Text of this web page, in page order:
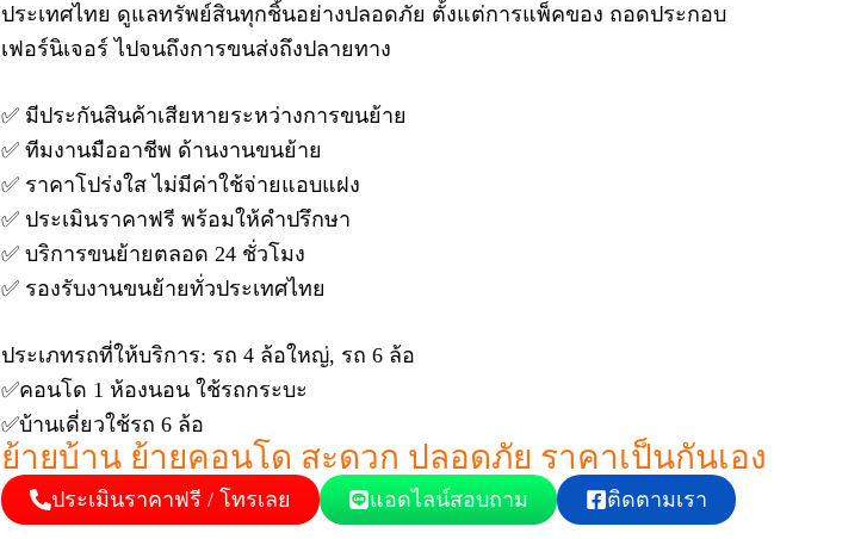
ประเทศไทย ดูแลทรัพย์สินทุกชิ้นอย่างปลอดภัย ตั้งแต่การแพ็คของ ถอดประกอบ
เฟอร์นิเจอร์ ไปจนถึงการขนส่งถึงปลายทาง
✅ มีประกันสินค้าเสียหายระหว่างการขนย้าย
✅ ทีมงานมืออาชีพ ด้านงานขนย้าย
✅ ราคาโปร่งใส ไม่มีค่าใช้จ่ายแอบแฝง
✅ ประเมินราคาฟรี พร้อมให้คำปรึกษา
✅ บริการขนย้ายตลอด 24 ชั่วโมง
✅ รองรับงานขนย้ายทั่วประเทศไทย
ประเภทรถที่ให้บริการ: รถ 4 ล้อใหญ่, รถ 6 ล้อ
✅คอนโด 1 ห้องนอน ใช้รถกระบะ
✅บ้านเดี่ยวใช้รถ 6 ล้อ
ย้ายบ้าน ย้ายคอนโด สะดวก ปลอดภัย ราคาเป็นกันเอง
ประเมินราคาฟรี / โทรเลย แอดไลน์สอบถาม ติดตามเรา